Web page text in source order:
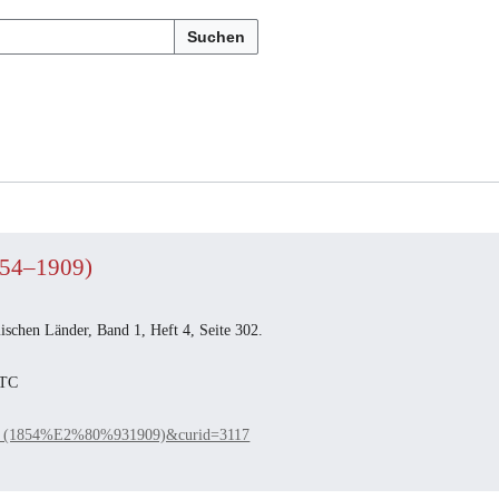
Suchen
Länder, Band 1, Heft 4, Seite 302.